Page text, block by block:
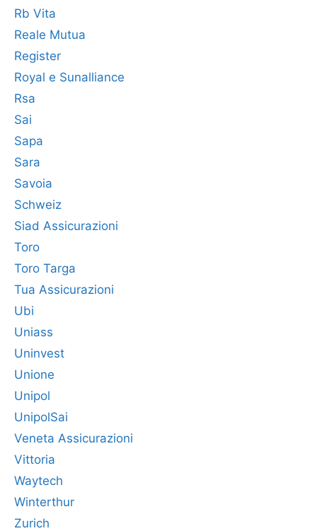
Rb Vita
Reale Mutua
Register
Royal e Sunalliance
Rsa
Sai
Sapa
Sara
Savoia
Schweiz
Siad Assicurazioni
Toro
Toro Targa
Tua Assicurazioni
Ubi
Uniass
Uninvest
Unione
Unipol
UnipolSai
Veneta Assicurazioni
Vittoria
Waytech
Winterthur
Zurich